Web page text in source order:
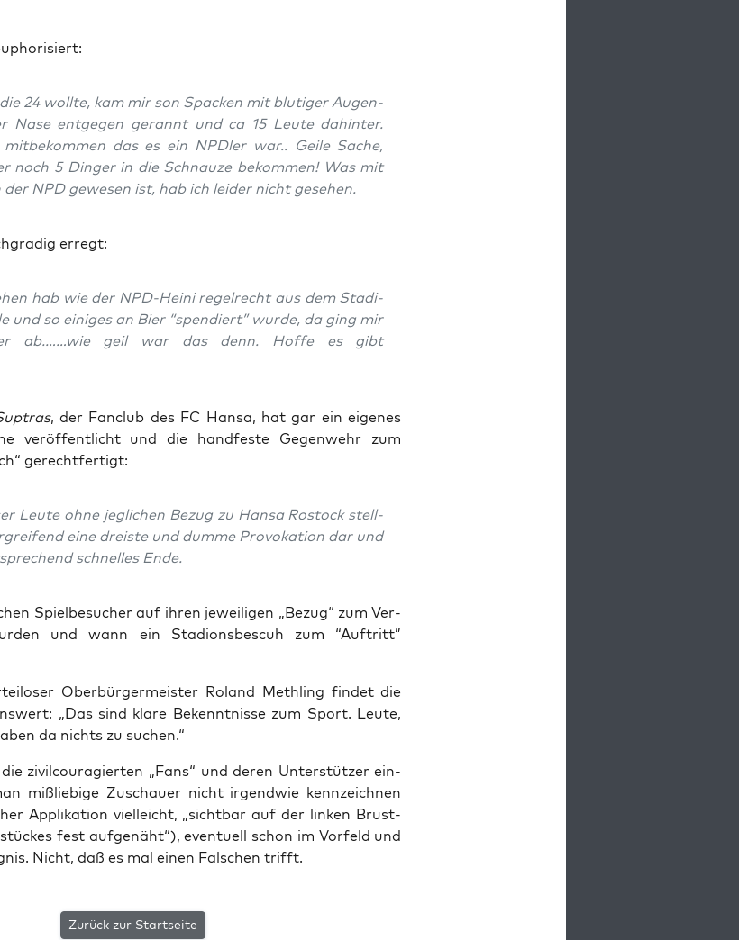
24 woll­te, kam mir son Spa­cken mit blu­ti­ger Augen­
Nase ent­ge­gen gerannt und ca 15 Leu­te dahin­ter.
das es ein NPD­ler war.. Gei­le Sache,
noch 5 Din­ger in die Schnau­ze bekom­men! Was mit
NPD gewe­sen ist, hab ich lei­der nicht gesehen.
erregt:
hab wie der NPD-Hei­ni regel­recht aus dem Sta­di­
und so eini­ges an Bier “spen­diert” wur­de, da ging mir
ab.……wie geil war das denn. Hof­fe es gibt
, der Fan­club des FC Han­sa, hat gar ein eige­nes
ver­öf­fent­licht und die hand­fes­te Gegen­wehr zum
gerechtfertigt:
Leu­te ohne jeg­li­chen Bezug zu Han­sa Ros­tock stell­
eine dreis­te und dum­me Pro­vo­ka­ti­on dar und
schnel­les Ende.
Spiel­be­su­cher auf ihren jewei­li­gen „Bezug“ zum Ver­
und wann ein Sta­di­on­sbes­cuh zum “Auf­tritt”
Ober­bür­ger­meis­ter Roland Meth­ling fin­det die
„Das sind kla­re Bekennt­nis­se zum Sport. Leu­te,
da nichts zu suchen.“
zivil­cou­ra­gier­ten „Fans“ und deren Unter­stüt­zer ein­
miß­li­e­bi­ge Zuschau­er nicht irgend­wie kenn­zeich­nen
Appli­ka­ti­on viel­leicht, „sicht­bar auf der lin­ken Brust­
fest auf­ge­näht“), even­tu­ell schon im Vor­feld und
Nicht, daß es mal einen Fal­schen trifft.
Zurück zur Startseite